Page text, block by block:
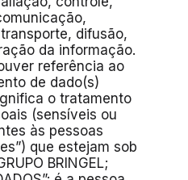
difusão,
da informação.
referência ao
de dado(s)
o tratamento
(sensíveis ou
às pessoas
que estejam sob
BRINGEL;